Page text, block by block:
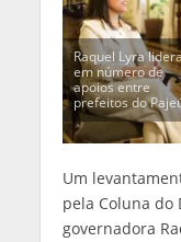
Raquel Lyra
em número de
apoios entre
prefeitos do
Um
pela Coluna do
governadora